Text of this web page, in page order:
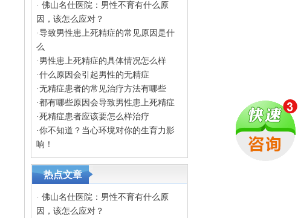
· 佛山名仕医院：男性不育有什么原
因，该怎么应对？
·导致男性患上死精症的常见原因是什
么
· 男性患上死精症的具体情况怎么样
·什么原因会引起男性的无精症
·无精症患者的常见治疗方法有哪些
·都有哪些原因会导致男性患上死精症
·死精症患者应该要怎么样治疗
·你不知道？当心环境对你的生育力影
响！
热点文章
· 佛山名仕医院：男性不育有什么原
因，该怎么应对？